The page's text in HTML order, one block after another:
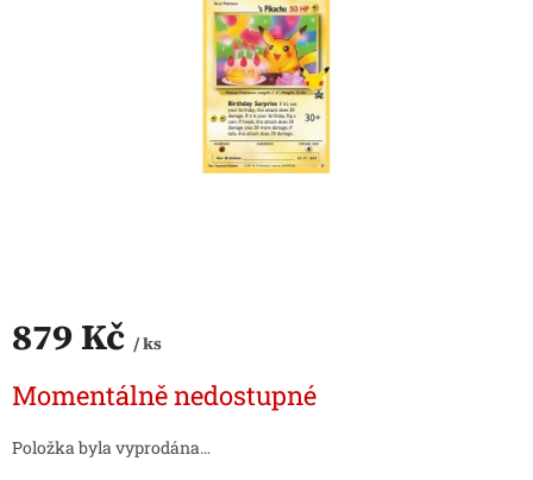
879 Kč / ks
cena:
Momentálně nedostupné
Položka byla vyprodána…